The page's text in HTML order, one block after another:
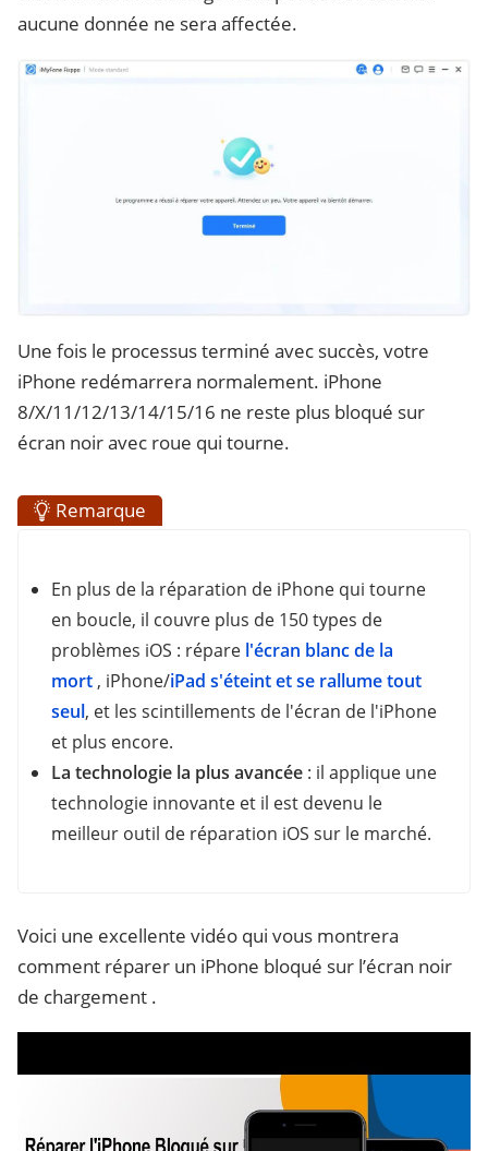
aucune donnée ne sera affectée.
Une fois le processus terminé avec succès, votre
iPhone redémarrera normalement. iPhone
8/X/11/12/13/14/15/16 ne reste plus bloqué sur
écran noir avec roue qui tourne.
Remarque
En plus de la réparation de iPhone qui tourne
en boucle, il couvre plus de 150 types de
problèmes iOS : répare l'écran blanc de la
mort , iPhone/iPad s'éteint et se rallume tout
seul, et les scintillements de l'écran de l'iPhone
et plus encore.
La technologie la plus avancée : il applique une
technologie innovante et il est devenu le
meilleur outil de réparation iOS sur le marché.
Voici une excellente vidéo qui vous montrera
comment réparer un iPhone bloqué sur l’écran noir
de chargement .